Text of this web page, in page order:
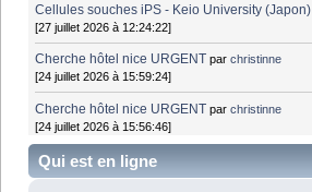
Cellules souches iPS - Keio University (Japon)
[27 juillet 2026 à 12:24:22]
Cherche hôtel nice URGENT parchristinne
[24 juillet 2026 à 15:59:24]
Cherche hôtel nice URGENT parchristinne
[24 juillet 2026 à 15:56:46]
Qui est en ligne